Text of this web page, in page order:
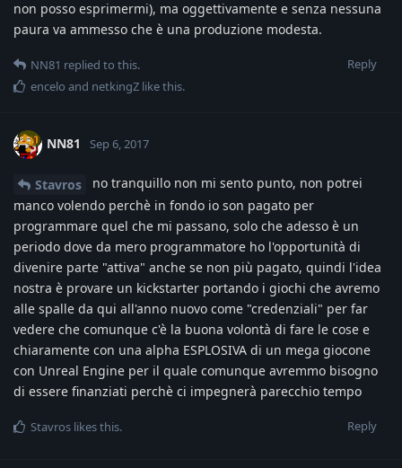
non posso esprimermi), ma oggettivamente e senza nessuna
paura va ammesso che è una produzione modesta.
Reply
NN81 replied to this.
encelo and netkingZ like this.
NN81 Sep 6, 2017
Stavros
no tranquillo non mi sento punto, non potrei
manco volendo perchè in fondo io son pagato per
programmare quel che mi passano, solo che adesso è un
periodo dove da mero programmatore ho l'opportunità di
divenire parte "attiva" anche se non più pagato, quindi l'idea
nostra è provare un kickstarter portando i giochi che avremo
alle spalle da qui all'anno nuovo come "credenziali" per far
vedere che comunque c'è la buona volontà di fare le cose e
chiaramente con una alpha ESPLOSIVA di un mega giocone
con Unreal Engine per il quale comunque avremmo bisogno
di essere finanziati perchè ci impegnerà parecchio tempo
Reply
Stavros likes this.